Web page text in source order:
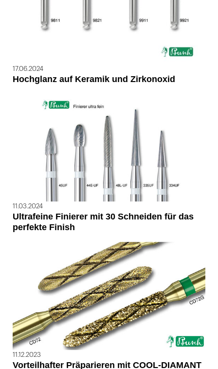
17.06.2024
Hochglanz auf Keramik und Zirkonoxid
11.03.2024
Ultrafeine Finierer mit 30 Schneiden für das
perfekte Finish
11.12.2023
Vorteilhafter Präparieren mit COOL-DIAMANT